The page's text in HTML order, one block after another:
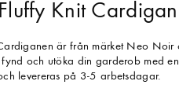
Knit
är från märket Neo Noir
och utöka din garderob med
levereras på 3-5 arbetsdagar.